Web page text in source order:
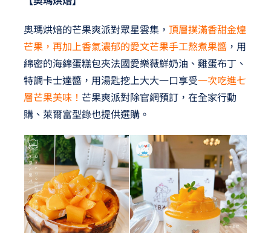
奧瑪烘焙的芒果爽派對眾星雲集， 頂層撲滿香甜金煌
芒果，再加上香氣濃郁的愛文芒果手工熬煮果醬，用
綿密的海綿蛋糕包夾法國愛樂薇鮮奶油、雞蛋布丁、
特調卡士達醬，用湯匙挖上大大一口享受一次吃進七
層芒果美味！ 芒果爽派對除官網預訂，在全家行動
購、萊爾富型錄也提供選購。